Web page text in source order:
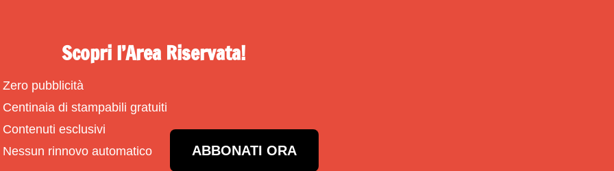
Scopri l’Area Riservata!
Zero pubblicità
Centinaia di stampabili gratuiti
Contenuti esclusivi
Nessun rinnovo automatico
ABBONATI ORA